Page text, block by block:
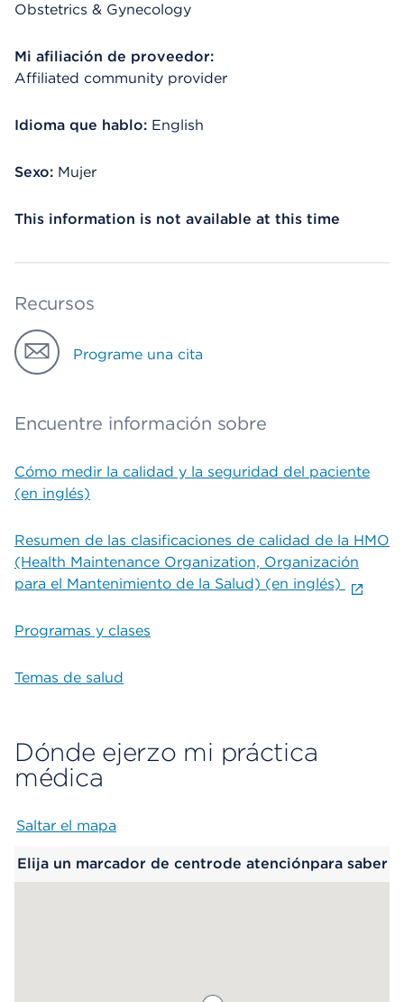
Obstetrics & Gynecology
Mi afiliación de proveedor:
Affiliated community provider
Idioma que hablo: English
Sexo: Mujer
This information is not available at this time
Recursos
Programe una cita
Encuentre información sobre
Cómo medir la calidad y la seguridad del paciente
(en inglés)
Resumen de las clasificaciones de calidad de la HMO
(Health Maintenance Organization, Organización
para el Mantenimiento de la Salud) (en inglés)
Programas y clases
Temas de salud
Dónde ejerzo mi práctica
médica
Saltar el mapa
Elija un marcador de centrode atenciónpara saber